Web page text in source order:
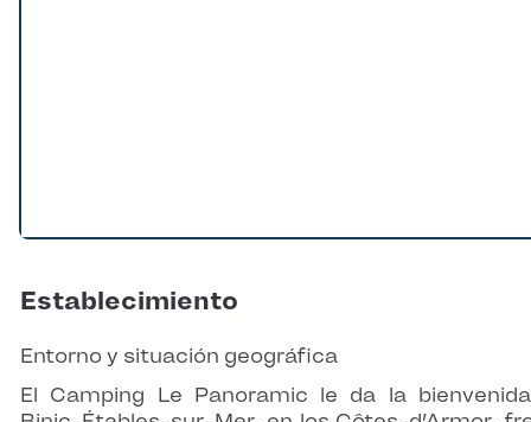
Establecimiento
Entorno y situación geográfica
El Camping Le Panoramic le da la